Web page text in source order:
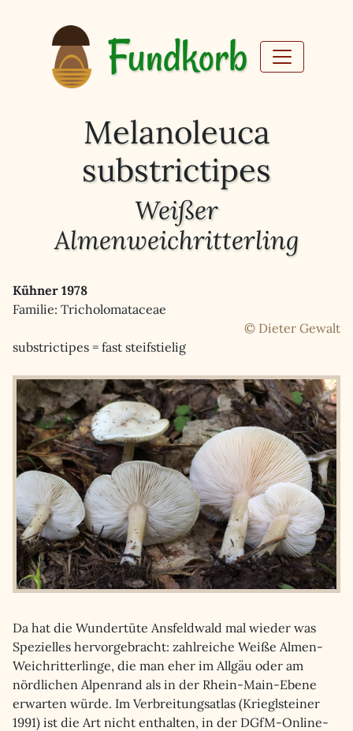
Fundkorb
Melanoleuca
substrictipes
Weißer
Almenweichritterling
Kühner 1978
Familie: Tricholomataceae
© Dieter Gewalt
substrictipes = fast steifstielig
Da hat die Wundertüte Ansfeldwald mal wieder was
Spezielles hervorgebracht: zahlreiche Weiße Almen-
Weichritterlinge, die man eher im Allgäu oder am
nördlichen Alpenrand als in der Rhein-Main-Ebene
erwarten würde. Im Verbreitungsatlas (Krieglsteiner
1991) ist die Art nicht enthalten, in der DGfM-Online-